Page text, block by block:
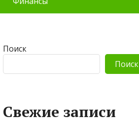
Поиск
Поиск
Свежие записи